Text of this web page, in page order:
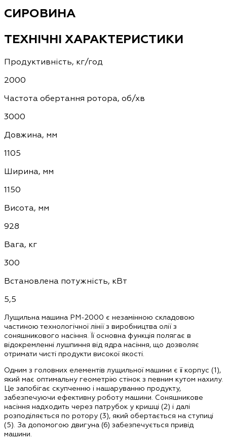
СИРОВИНА
ТЕХНІЧНІ ХАРАКТЕРИСТИКИ
Продуктивність, кг/год
2000
Частота обертання ротора, об/хв
3000
Довжина, мм
1105
Ширина, мм
1150
Висота, мм
928
Вага, кг
300
Встановлена потужність, кВт
5,5
Лущильна машина PM-2000 є незамінною складовою
частиною технологічної лінії з виробництва олії з
соняшникового насіння. Її основна функція полягає в
відокремленні лушпиння від ядра насіння, що дозволяє
отримати чисті продукти високої якості.
Одним з головних елементів лущильної машини є її корпус (1),
який має оптимальну геометрію стінок з певним кутом нахилу.
Це запобігає скупченню і нашаруванню продукту,
забезпечуючи ефективну роботу машини. Соняшникове
насіння надходить через патрубок у кришці (2) і далі
розподіляється по ротору (3), який обертається на ступиці
(5). За допомогою двигуна (6) забезпечується привід
машини.